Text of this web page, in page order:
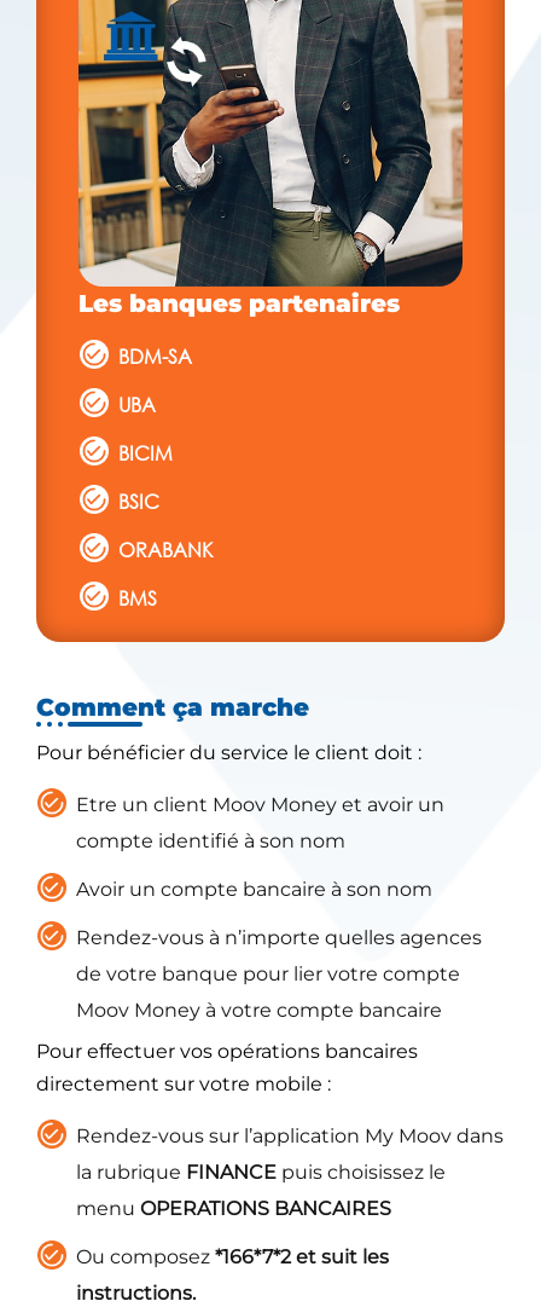
Les banques partenaires
BDM-SA
UBA
BICIM
BSIC
ORABANK
BMS
Comment ça marche
Pour bénéficier du service le client doit :
Etre un client Moov Money et avoir un
compte identifié à son nom
Avoir un compte bancaire à son nom
Rendez-vous à n’importe quelles agences
de votre banque pour lier votre compte
Moov Money à votre compte bancaire
Pour effectuer vos opérations bancaires
directement sur votre mobile :
Rendez-vous sur l’application My Moov dans
la rubrique FINANCE puis choisissez le
menu OPERATIONS BANCAIRES
Ou composez *166*7*2 et suit les
instructions.